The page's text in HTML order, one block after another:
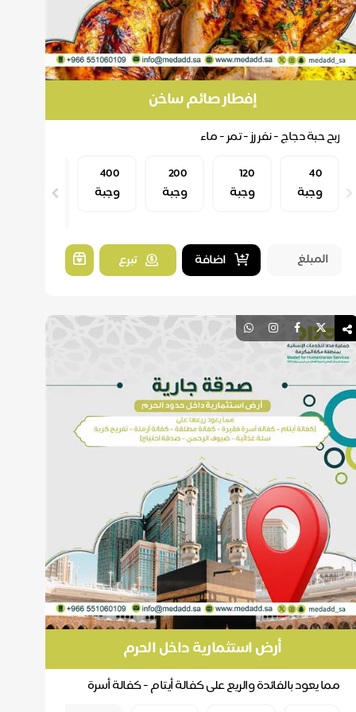
إفطار صائم ساخن
ربح حبة دجاج - نفر رز - تمر - ماء
40
وجبة
120
وجبة
200
وجبة
400
وجبة
تجود به
اضافة تبرع
أرض استثمارية داخل الحرم
مما يعود بالفائدة والريع على كفالة أيتام - كفالة أسرة